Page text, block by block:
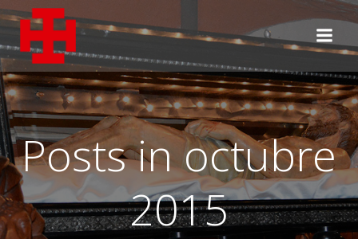
al
contenido
Posts in octubre
2015